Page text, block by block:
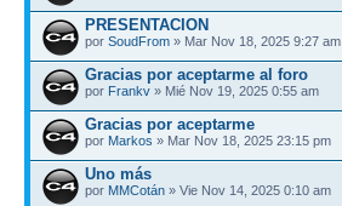
PRESENTACION
por SoudFrom » Mar Nov 18, 2025 9:27 am
Gracias por aceptarme al foro
por Frankv » Mié Nov 19, 2025 0:55 am
Gracias por aceptarme
por Markos » Mar Nov 18, 2025 23:15 pm
Uno más
por MMCotán » Vie Nov 14, 2025 0:10 am